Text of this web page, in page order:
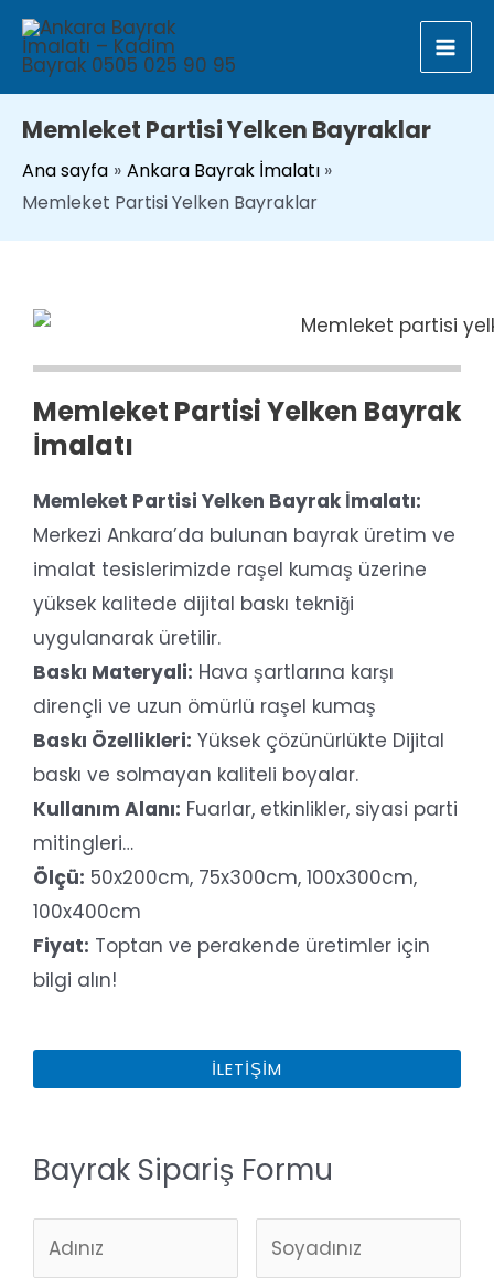
İçeriğe
atla
Memleket Partisi Yelken Bayraklar
Ana sayfa
Ankara Bayrak İmalatı
Memleket Partisi Yelken Bayraklar
Memleket Partisi Yelken Bayrak
İmalatı
Memleket Partisi Yelken Bayrak İmalatı:
Merkezi Ankara’da bulunan bayrak üretim ve
imalat tesislerimizde raşel kumaş üzerine
yüksek kalitede dijital baskı tekniği
uygulanarak üretilir.
Baskı Materyali: Hava şartlarına karşı
dirençli ve uzun ömürlü raşel kumaş
Baskı Özellikleri: Yüksek çözünürlükte Dijital
baskı ve solmayan kaliteli boyalar.
Kullanım Alanı: Fuarlar, etkinlikler, siyasi parti
mitingleri…
Ölçü: 50x200cm, 75x300cm, 100x300cm,
100x400cm
Fiyat: Toptan ve perakende üretimler için
bilgi alın!
İLETIŞIM
Bayrak Sipariş Formu